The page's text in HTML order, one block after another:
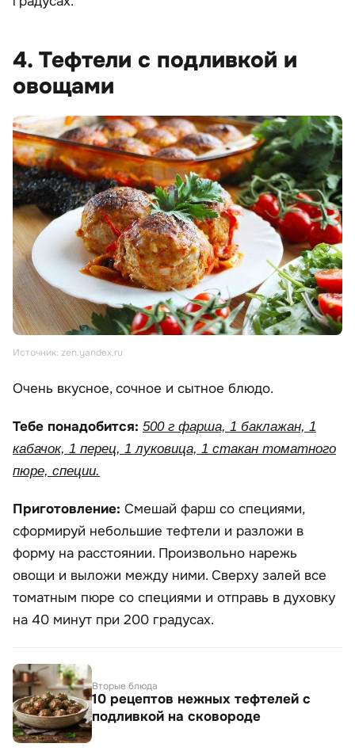
4. Тефтели с подливкой и
овощами
Источник: zen.yandex.ru
Очень вкусное, сочное и сытное блюдо.
Тебе понадобится: 500 г фарша, 1 баклажан, 1
кабачок, 1 перец, 1 луковица, 1 стакан томатного
пюре, специи.
Приготовление: Смешай фарш со специями,
сформируй небольшие тефтели и разложи в
форму на расстоянии. Произвольно нарежь
овощи и выложи между ними. Сверху залей все
томатным пюре со специями и отправь в духовку
на 40 минут при 200 градусах.
Вторые блюда
10 рецептов нежных тефтелей с
подливкой на сковороде